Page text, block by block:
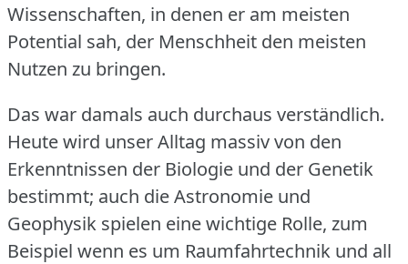
Wissenschaften, in denen er am meisten
Potential sah, der Menschheit den meisten
Nutzen zu bringen.
Das war damals auch durchaus verständlich.
Heute wird unser Alltag massiv von den
Erkenntnissen der Biologie und der Genetik
bestimmt; auch die Astronomie und
Geophysik spielen eine wichtige Rolle, zum
Beispiel wenn es um Raumfahrtechnik und all